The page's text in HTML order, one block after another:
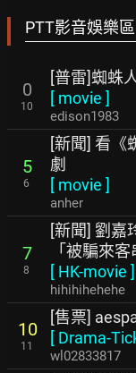
PTT影音娛樂
0
10
[普雷]蜘蛛
[ movie ]
edison1983
5
6
[新聞] 看《
劇
[ movie ]
anher
7
8
[新聞] 劉嘉
「被騙來客
[ HK-movie ]
hihihihehehe
10
11
[售票]
[ Drama-
wl02833817